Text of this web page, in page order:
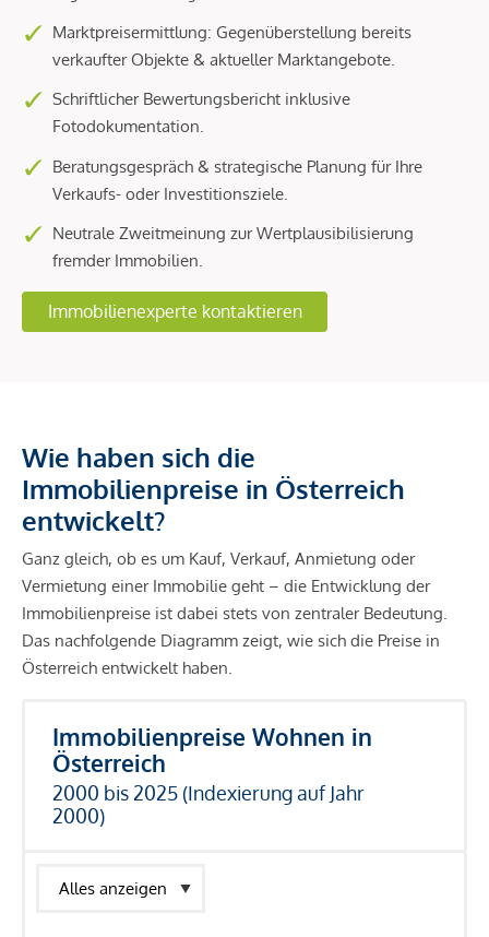
Marktpreisermittlung: Gegenüberstellung bereits
verkaufter Objekte & aktueller Marktangebote.
Schriftlicher Bewertungsbericht inklusive
Fotodokumentation.
Beratungsgespräch & strategische Planung für Ihre
Verkaufs- oder Investitionsziele.
Neutrale Zweitmeinung zur Wertplausibilisierung
fremder Immobilien.
Immobilienexperte kontaktieren
Wie haben sich die
Immobilienpreise in Österreich
entwickelt?
Ganz gleich, ob es um Kauf, Verkauf, Anmietung oder
Vermietung einer Immobilie geht – die Entwicklung der
Immobilienpreise ist dabei stets von zentraler Bedeutung.
Das nachfolgende Diagramm zeigt, wie sich die Preise in
Österreich entwickelt haben.
Immobilienpreise Wohnen in
Österreich
2000 bis 2025 (Indexierung auf Jahr
2000)